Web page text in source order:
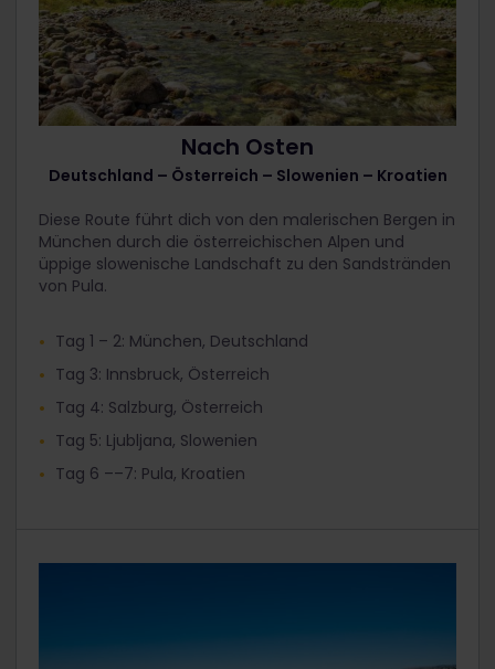
Nach Osten
Deutschland – Österreich – Slowenien – Kroatien
Diese Route führt dich von den malerischen Bergen in
München durch die österreichischen Alpen und
üppige slowenische Landschaft zu den Sandstränden
von Pula.
Tag 1 – 2: München, Deutschland
Tag 3: Innsbruck, Österreich
Tag 4: Salzburg, Österreich
Tag 5: Ljubljana, Slowenien
Tag 6 ––7: Pula, Kroatien